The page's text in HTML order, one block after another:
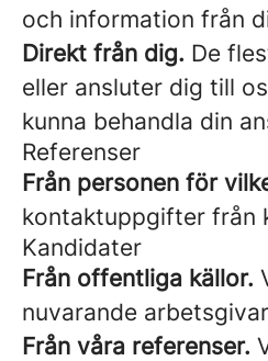
och information från
Direkt från dig. De
eller ansluter dig till
kunna behandla din
Referenser
Från personen för
kontaktuppgifter från
Kandidater
Från offentliga källor.
nuvarande
Från våra referenser.